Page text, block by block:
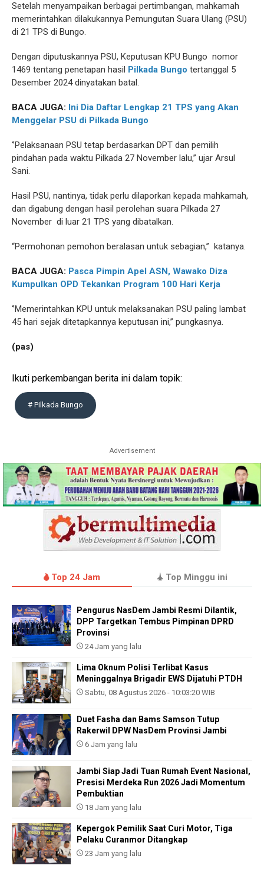
Setelah menyampaikan berbagai pertimbangan, mahkamah
memerintahkan dilakukannya Pemungutan Suara Ulang (PSU)
di 21 TPS di Bungo.
Dengan diputuskannya PSU, Keputusan KPU Bungo nomor
1469 tentang penetapan hasil Pilkada Bungo tertanggal 5
Desember 2024 dinyatakan batal.
BACA JUGA: Ini Dia Daftar Lengkap 21 TPS yang Akan
Menggelar PSU di Pilkada Bungo
‘’Pelaksanaan PSU tetap berdasarkan DPT dan pemilih
pindahan pada waktu Pilkada 27 November lalu,’’ ujar Arsul
Sani.
Hasil PSU, nantinya, tidak perlu dilaporkan kepada mahkamah,
dan digabung dengan hasil perolehan suara Pilkada 27
November di luar 21 TPS yang dibatalkan.
‘‘Permohonan pemohon beralasan untuk sebagian,’’ katanya.
BACA JUGA: Pasca Pimpin Apel ASN, Wawako Diza
Kumpulkan OPD Tekankan Program 100 Hari Kerja
‘’Memerintahkan KPU untuk melaksanakan PSU paling lambat
45 hari sejak ditetapkannya keputusan ini,’’ pungkasnya.
(pas)
Ikuti perkembangan berita ini dalam topik:
# Pilkada Bungo
Advertisement
Top 24 Jam Top Minggu ini
Pengurus NasDem Jambi Resmi Dilantik,
DPP Targetkan Tembus Pimpinan DPRD
Provinsi
24 Jam yang lalu
Lima Oknum Polisi Terlibat Kasus
Meninggalnya Brigadir EWS Dijatuhi PTDH
Sabtu, 08 Agustus 2026 - 10:03:20 WIB
Duet Fasha dan Bams Samson Tutup
Rakerwil DPW NasDem Provinsi Jambi
6 Jam yang lalu
Jambi Siap Jadi Tuan Rumah Event Nasional,
Presisi Merdeka Run 2026 Jadi Momentum
Pembuktian
18 Jam yang lalu
Kepergok Pemilik Saat Curi Motor, Tiga
Pelaku Curanmor Ditangkap
23 Jam yang lalu